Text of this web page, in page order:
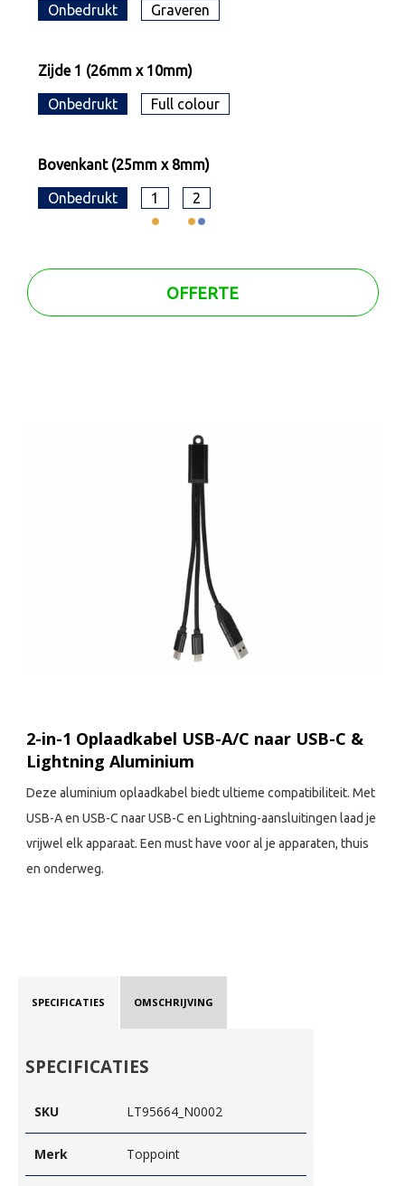
Onbedrukt Graveren
Zijde 1 (26mm x 10mm)
Onbedrukt Full colour
Bovenkant (25mm x 8mm)
Onbedrukt 1 2
OFFERTE
2-in-1 Oplaadkabel USB-A/C naar USB-C &
Lightning Aluminium
Deze aluminium oplaadkabel biedt ultieme compatibiliteit. Met
USB-A en USB-C naar USB-C en Lightning-aansluitingen laad je
vrijwel elk apparaat. Een must have voor al je apparaten, thuis
en onderweg.
SPECIFICATIES OMSCHRIJVING
SPECIFICATIES
SKU LT95664_N0002
Merk Toppoint